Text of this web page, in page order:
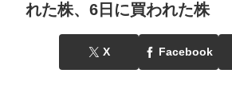
れた株、6日に買われた株
X Facebook